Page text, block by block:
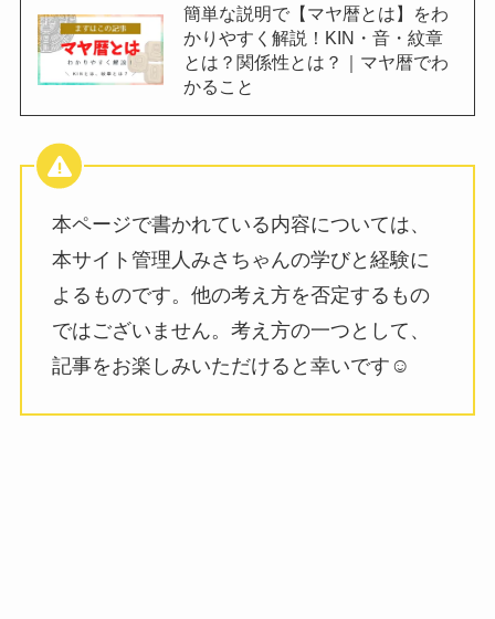
簡単な説明で【マヤ暦とは】をわ
かりやすく解説！KIN・音・紋章
とは？関係性とは？｜マヤ暦でわ
かること
本ページで書かれている内容については、
本サイト管理人みさちゃんの学びと経験に
よるものです。他の考え方を否定するもの
ではございません。考え方の一つとして、
記事をお楽しみいただけると幸いです☺️